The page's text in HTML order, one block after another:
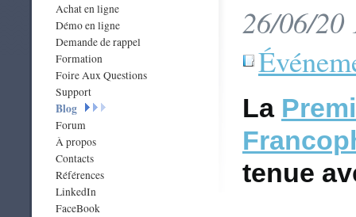
Achat en ligne
Démo en ligne
Demande de rappel
Formation
Foire Aux Questions
Support
Blog
Forum
À propos
Contacts
Références
LinkedIn
FaceBook
26/06/20
La
tenue